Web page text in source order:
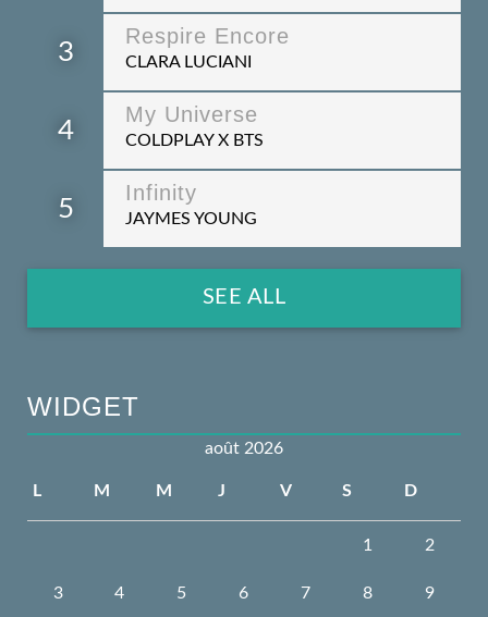
3
Respire Encore
CLARA LUCIANI
4
My Universe
COLDPLAY X BTS
5
Infinity
JAYMES YOUNG
SEE ALL
WIDGET
août 2026
L M M J V S D
1 2
3 4 5 6 7 8 9